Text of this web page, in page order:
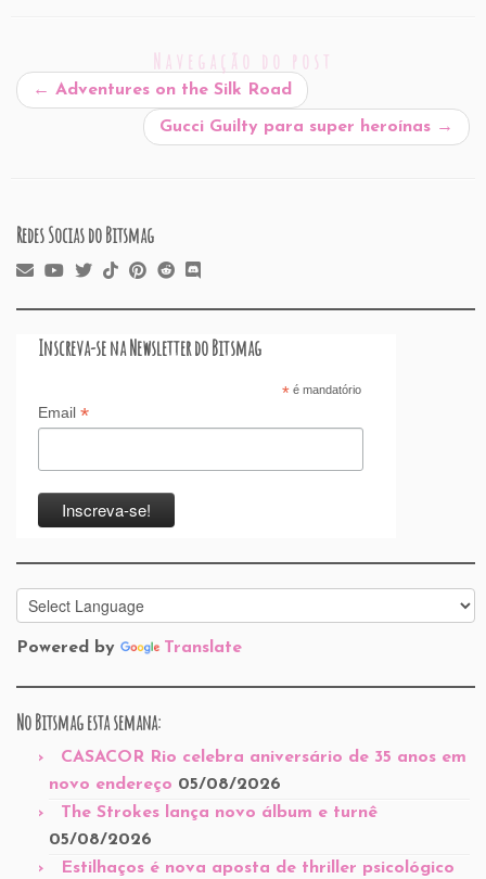
b
o
e
dI
n
A
p
p
P
re
ss
t
d
s
o
n
Navegação do post
← Adventures on the Silk Road
Gucci Guilty para super heroínas →
Redes Socias do Bitsmag
Inscreva-se na Newsletter do Bitsmag
*é mandatório
Email *
Powered by Translate
No Bitsmag esta semana:
CASACOR Rio celebra aniversário de 35 anos em
novo endereço 05/08/2026
The Strokes lança novo álbum e turnê
05/08/2026
Estilhaços é nova aposta de thriller psicológico